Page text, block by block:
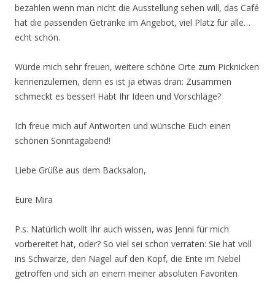
bezahlen wenn man nicht die Ausstellung sehen will, das Café
hat die passenden Getränke im Angebot, viel Platz für alle…
echt schön.
Würde mich sehr freuen, weitere schöne Orte zum Picknicken
kennenzulernen, denn es ist ja etwas dran: Zusammen
schmeckt es besser! Habt Ihr Ideen und Vorschläge?
Ich freue mich auf Antworten und wünsche Euch einen
schönen Sonntagabend!
Liebe Grüße aus dem Backsalon,
Eure Mira
P.s. Natürlich wollt Ihr auch wissen, was Jenni für mich
vorbereitet hat, oder? So viel sei schon verraten: Sie hat voll
ins Schwarze, den Nagel auf den Kopf, die Ente im Nebel
getroffen und sich an einem meiner absoluten Favoriten